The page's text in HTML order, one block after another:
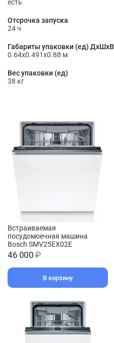
есть
Отсрочка запуска
24 ч
Габариты упаковки (ед) ДхШхВ
0.64x0.491x0.88 м
Вес упаковки (ед)
38 кг
Встраиваемая
посудомоечная машина
Bosch SMV25EX02E
46 000 ₽
В корзину